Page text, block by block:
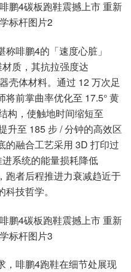
啡鹏4的「速度心脏」
质，其抗拉强度达
壳体材料。通过 12 万次足
前掌曲率优化至 17.5° 黄
构，使触地时间缩短至
升至 185 步 / 分钟的高效区
的融合工艺采用 3D 打印过
系统的能量损耗降低
跑者后程推进力衰减趋近于
技哲学。
，啡鹏4跑鞋在细节处展现